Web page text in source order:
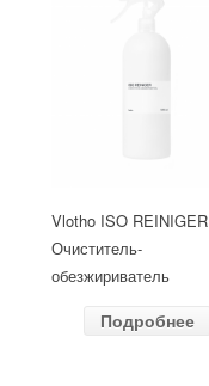
Vlotho ISO REINIGER
Очиститель-
обезжириватель
Подробнее